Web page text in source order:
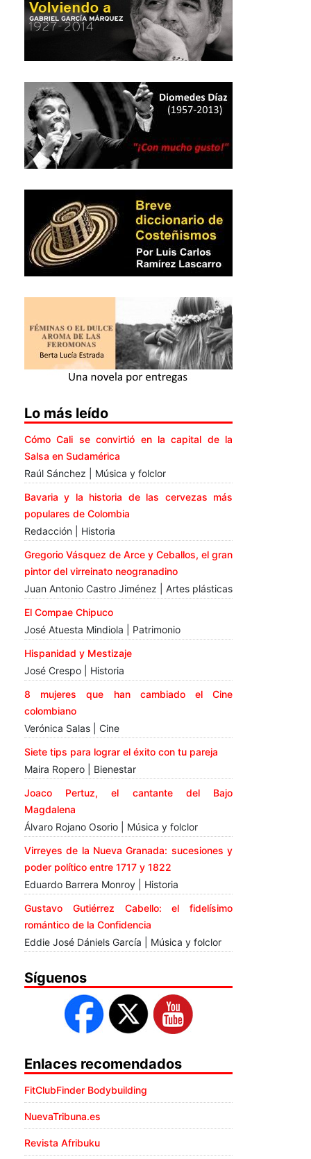
Lo más leído
Cómo Cali se convirtió en la capital de la
Salsa en Sudamérica
Raúl Sánchez | Música y folclor
Bavaria y la historia de las cervezas más
populares de Colombia
Redacción | Historia
Gregorio Vásquez de Arce y Ceballos, el gran
pintor del virreinato neogranadino
Juan Antonio Castro Jiménez | Artes plásticas
El Compae Chipuco
José Atuesta Mindiola | Patrimonio
Hispanidad y Mestizaje
José Crespo | Historia
8 mujeres que han cambiado el Cine
colombiano
Verónica Salas | Cine
Siete tips para lograr el éxito con tu pareja
Maira Ropero | Bienestar
Joaco Pertuz, el cantante del Bajo
Magdalena
Álvaro Rojano Osorio | Música y folclor
Virreyes de la Nueva Granada: sucesiones y
poder político entre 1717 y 1822
Eduardo Barrera Monroy | Historia
Gustavo Gutiérrez Cabello: el fidelísimo
romántico de la Confidencia
Eddie José Dániels García | Música y folclor
Síguenos
Enlaces recomendados
FitClubFinder Bodybuilding
NuevaTribuna.es
Revista Afribuku